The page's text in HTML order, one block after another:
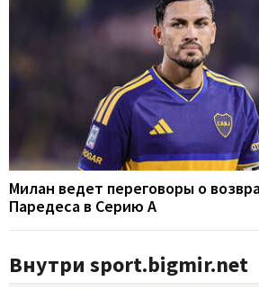
Милан ведет переговоры о
Паредеса в Серию А
Внутри sport.bigmir.net